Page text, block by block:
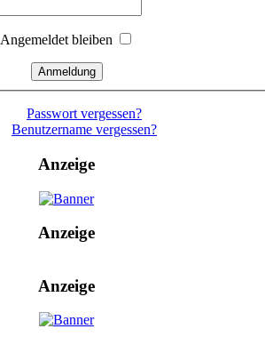
Angemeldet bleiben
Passwort vergessen?
Benutzername vergessen?
Anzeige
Anzeige
Anzeige